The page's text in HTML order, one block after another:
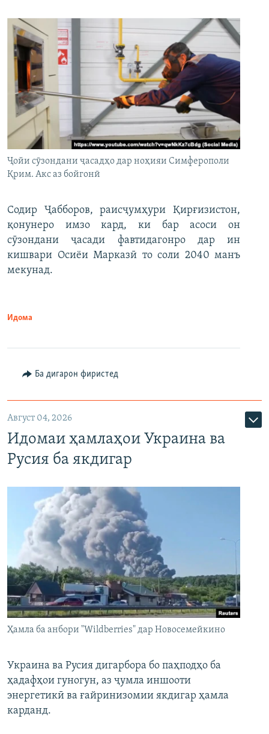
Ҷойи сӯзондани ҷасадҳо дар ноҳияи Симферополи
Қрим. Акс аз бойгонӣ
Содир Ҷабборов, раисҷумҳури Қирғизистон,
қонунеро имзо кард, ки бар асоси он
сӯзондани ҷасади фавтидагонро дар ин
кишвари Осиёи Марказӣ то соли 2040 манъ
мекунад.
Идома
Ба дигарон фиристед
Август 04, 2026
Идомаи ҳамлаҳои Украина ва
Русия ба якдигар
Ҳамла ба анбори "Wildberries" дар Новосемейкино
Украина ва Русия дигарбора бо паҳподҳо ба
ҳадафҳои гуногун, аз ҷумла иншооти
энергетикӣ ва ғайринизомии якдигар ҳамла
карданд.